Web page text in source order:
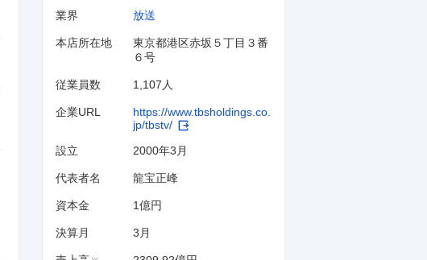
業界 放送
本店所在地
東京都港区赤坂５丁目３番
６号
従業員数 1,107人
企業URL
https://www.tbsholdings.co.
jp/tbstv/
設立 2000年3月
代表者名 龍宝正峰
資本金 1億円
決算月 3月